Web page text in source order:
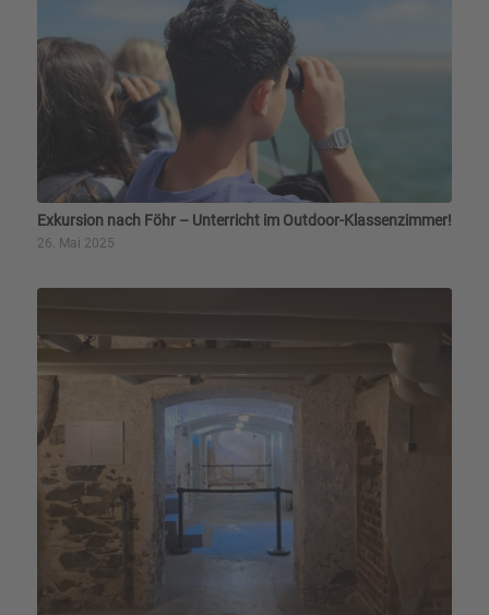
Exkursion nach Föhr – Unterricht im Outdoor-Klassenzimmer!
26. Mai 2025